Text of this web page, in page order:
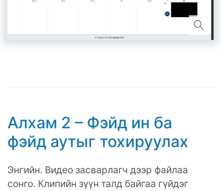
Алхам 2 – Фэйд ин ба
фэйд аутыг тохируулах
Энгийн. Видео засварлагч дээр файлаа
сонго. Клипийн зүүн талд байгаа гүйдэг